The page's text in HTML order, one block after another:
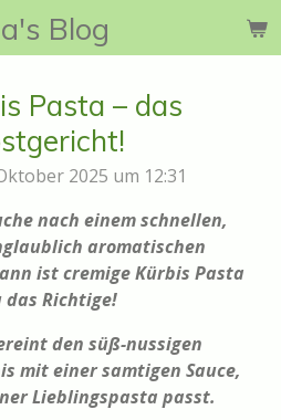
Blog
Pasta – das
2025 um 12:31
nach einem schnellen,
aromatischen
ist cremige Kürbis Pasta
das Richtige!
den süß-nussigen
mit einer samtigen Sauce,
Lieblingspasta passt.